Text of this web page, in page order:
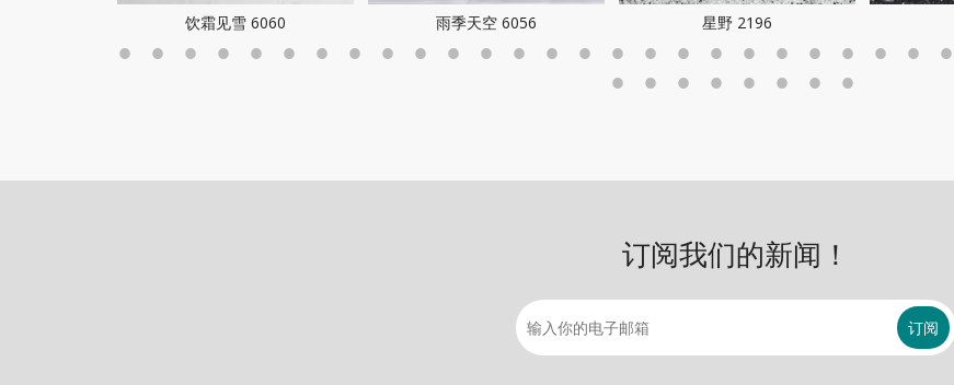
饮霜见雪 6060 雨季天空 6056 星野 2196
订阅我们的新闻！
订阅